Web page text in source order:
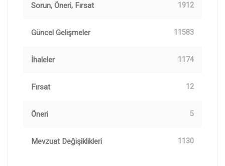
Sorun, Öneri, Fırsat 1912
Güncel Gelişmeler 11583
İhaleler 1174
Fırsat 12
Öneri 5
Mevzuat Değişiklikleri 1130